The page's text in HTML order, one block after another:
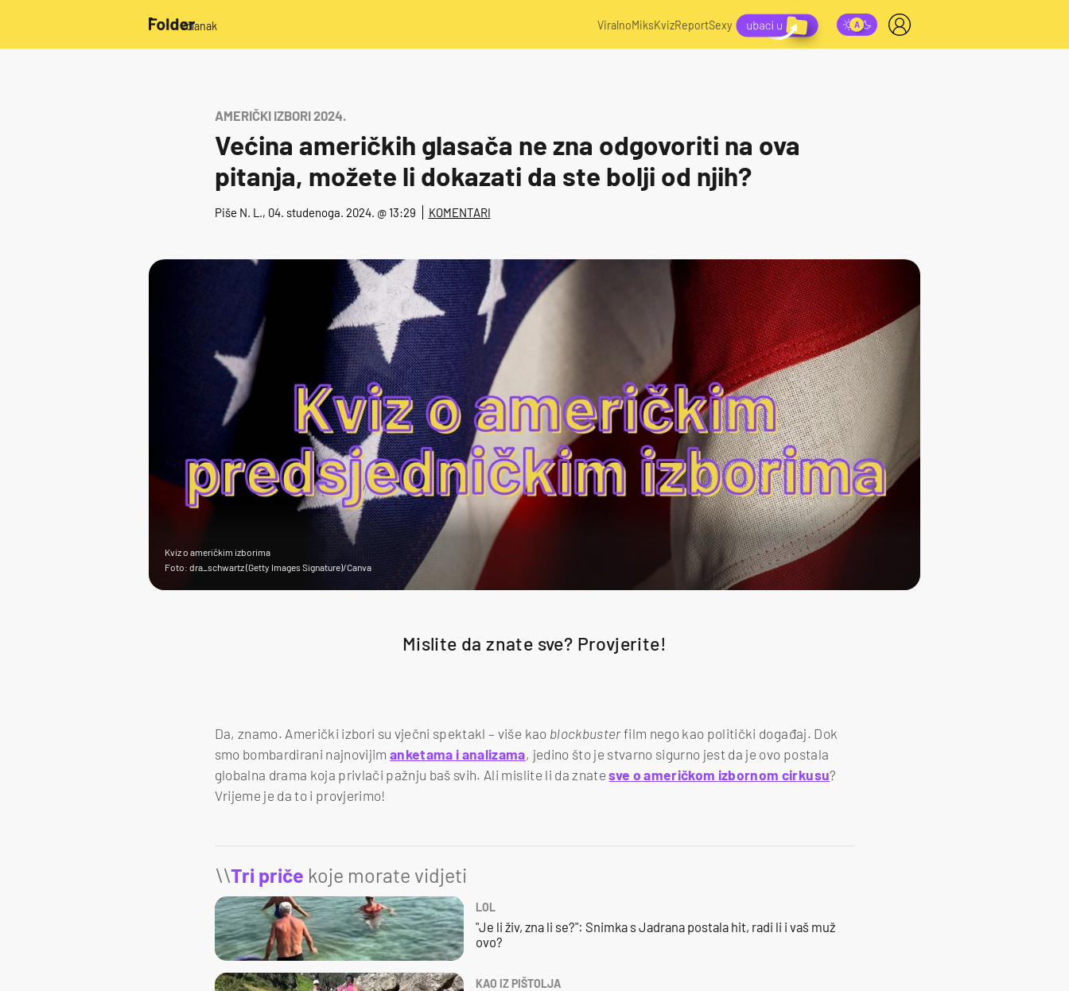
/članak ViralnoMiksKvizReportSexy
AMERIČKI IZBORI 2024.
Većina američkih glasača ne zna odgovoriti na ova
pitanja, možete li dokazati da ste bolji od njih?
Piše N. L., 04. studenoga. 2024. @ 13:29 KOMENTARI
Kviz o američkim izborima
Foto: dra_schwartz (Getty Images Signature)/Canva
Mislite da znate sve? Provjerite!
Da, znamo. Američki izbori su vječni spektakl – više kao blockbusterfilm nego kao politički događaj. Dok
smo bombardirani najnovijimanketama i analizama, jedino što je stvarno sigurno jest da je ovo postala
globalna drama koja privlači pažnju baš svih. Ali mislite li da znatesve o američkom izbornom cirkusu?
Vrijeme je da to i provjerimo!
\\Tri priče koje morate vidjeti
LOL
"Je li živ, zna li se?": Snimka s Jadrana postala hit, radi li i vaš muž
ovo?
KAO IZ PIŠTOLJA